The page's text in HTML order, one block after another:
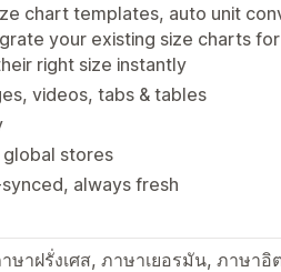
chart templates, auto unit
your existing size charts
right size instantly
videos, tabs & tables
stores
always fresh
าฝรั่งเศส, ภาษาเยอรมัน, ภาษาอิ